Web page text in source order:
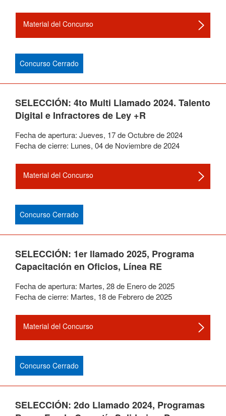
Material del Concurso
Concurso Cerrado
SELECCIÓN: 4to Multi Llamado 2024. Talento
Digital e Infractores de Ley +R
Fecha de apertura: Jueves, 17deOctubrede2024
Fecha de cierre: Lunes, 04de Noviembrede2024
Material del Concurso
Concurso Cerrado
SELECCIÓN: 1er llamado 2025, Programa
Capacitación en Oficios, Línea RE
Fecha de apertura: Martes, 28de Enerode2025
Fecha de cierre: Martes, 18de Febrerode2025
Material del Concurso
Concurso Cerrado
SELECCIÓN: 2do Llamado 2024, Programas